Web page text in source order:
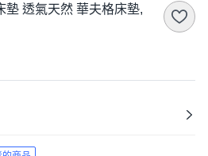
墊 透氣天然 華夫格床墊,